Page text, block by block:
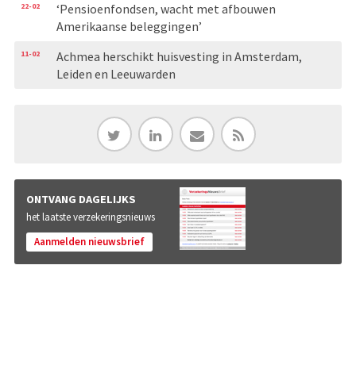
22-02
‘Pensioenfondsen, wacht met afbouwen
Amerikaanse beleggingen’
11-02
Achmea herschikt huisvesting in Amsterdam,
Leiden en Leeuwarden
ONTVANG DAGELIJKS
het laatste verzekeringsnieuws
Aanmelden nieuwsbrief